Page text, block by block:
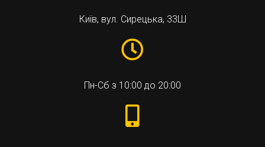
Київ, вул. Сирецька, 33Ш
Пн-Сб з 10:00 до 20:00